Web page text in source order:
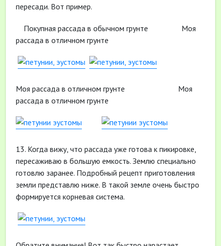
пересади. Вот пример.
Покупная рассада в обычном грунте Моя
рассада в отличном грунте
Моя рассада в отличном грунте Моя
рассада в отличном грунте
13. Когда вижу, что рассада уже готова к пикировке,
пересаживаю в большую емкость. Землю специально
готовлю заранее. Подробный рецепт приготовления
земли представлю ниже. В такой земле очень быстро
формируется корневая система.